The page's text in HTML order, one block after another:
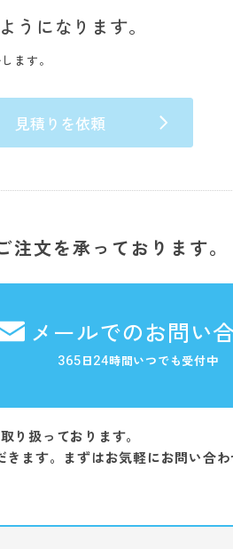
うになります。
ます。
見積りを依頼
文を承っております。
メールでのお問い
365日24時間いつでも受付中
り扱っております。
ます。まずはお気軽にお問い合わ